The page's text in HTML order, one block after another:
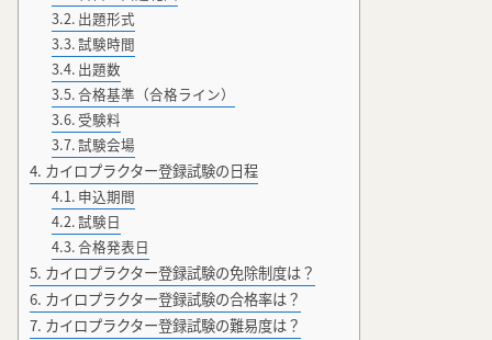
出題形式
試験時間
出題数
合格基準（合格ライン）
受験料
試験会場
カイロプラクター登録試験の日程
申込期間
試験日
合格発表日
カイロプラクター登録試験の免除制度は？
カイロプラクター登録試験の合格率は？
カイロプラクター登録試験の難易度は？